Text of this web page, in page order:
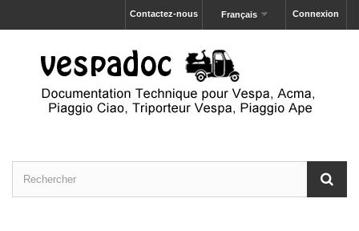
Connexion
Français
Contactez-nous